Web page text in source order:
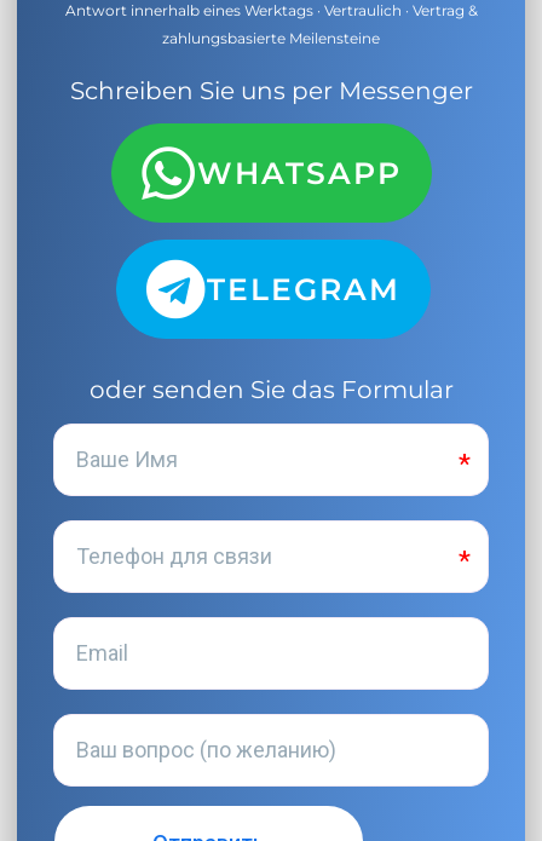
Antwort innerhalb eines Werktags · Vertraulich · Vertrag &
zahlungsbasierte Meilensteine
Schreiben Sie uns per Messenger
WHATSAPP
TELEGRAM
oder senden Sie das Formular